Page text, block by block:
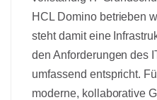
HCL Domino betrieben
steht damit eine
den Anforderungen des
umfassend entspricht.
moderne, kollaborative